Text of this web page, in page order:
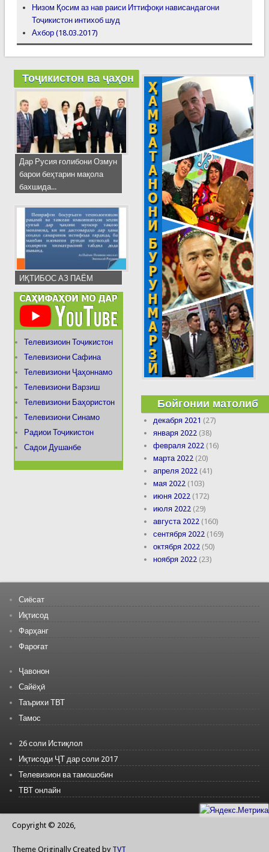
Низом Қосим аз нав раиси Иттифоқи нависандагони
Тоҷикистон интихоб шуд
Ахбор (18.03.2017)
Тоҷикистон ва ҷаҳон
Дар Русия ғолибони Озмун
барои беҳтарин мақола
бахшида...
ИҚТИБОС АЗ ПАЁМ
Телевизиоин Тоҷикистон
Телевизиони Сафина
Телевизиони Ҷаҳоннамо
Телевизиони Варзиш
Телевизиони Баҳористон
Телевизиони Синамо
Радиои Тоҷикистон
Садои Душанбе
Бойгонии матолиб
декабря 2021 (27)
января 2022 (38)
февраля 2022 (16)
марта 2022 (20)
апреля 2022 (41)
мая 2022 (103)
июня 2022 (172)
июля 2022 (29)
августа 2022 (160)
сентября 2022 (169)
октября 2022 (50)
ноября 2022 (23)
Сиёсат
Иқтисод
Фарҳанг
Фароғат
Ҷавонон
Сайёҳӣ
Таърихи ТВТ
Тамос
26 соли Истиқлол
Иқтисоди ҶТ дар соли 2017
Телевизион ва тамошобин
ТВТ онлайн
Copyright © 2026,
Theme Originally Created by TVT